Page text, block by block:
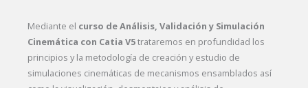
Mediante el curso de Análisis, Validación y Simulación
Cinemática con Catia V5trataremos en profundidad los
principios y la metodología de creación y estudio de
simulaciones cinemáticas de mecanismos ensamblados así